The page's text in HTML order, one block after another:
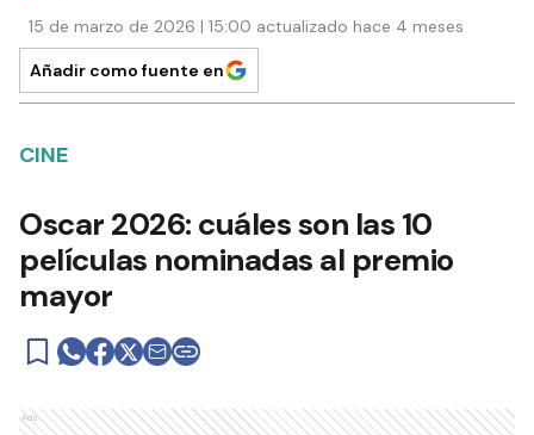
15 de marzo de 2026 | 15:00 actualizado hace 4 meses
Añadir como fuente en
CINE
Oscar 2026: cuáles son las 10
películas nominadas al premio
mayor
Ads